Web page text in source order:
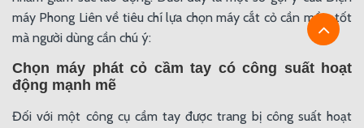
máy Phong Liên về tiêu chí lựa chọn máy cắt cỏ cần mềm tốt
mà người dùng cần chú ý:
Chọn máy phát cỏ cầm tay có công suất hoạt
động mạnh mẽ
Đối với một công cụ cầm tay được trang bị công suất hoạt